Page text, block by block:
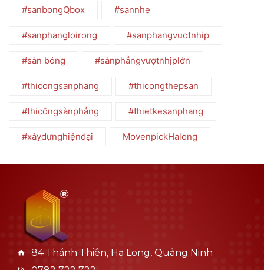
#sanbongQbox #sannhe
#sanphangloirong #sanphangvuotnhip
#sàn bóng #sànphẳngvượtnhịplớn
#thicongsanphang #thicongthepsan
#thicôngsànphẳng #thietkesanphang
#xâydựnghiệnđại MovenpickHalong
84 Thánh Thiên, Hạ Long, Quảng Ninh